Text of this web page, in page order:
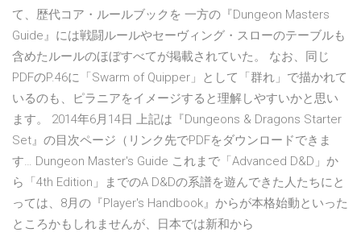
て、歴代コア・ルールブックを 一方の『Dungeon Masters
Guide』には戦闘ルールやセーヴィング・スローのテーブルも
含めたルールのほぼすべてが掲載されていた。 なお、同じ
PDFのP.46に「Swarm of Quipper」として「群れ」で描かれて
いるのも、ピラニアをイメージすると理解しやすいかと思い
ます。 2014年6月14日 上記は『Dungeons & Dragons Starter
Set』の目次ページ（リンク先でPDFをダウンロードできま
す… Dungeon Master's Guide これまで「Advanced D&D」か
ら「4th Edition」までのA D&Dの系譜を遊んできた人たちにと
っては、8月の『Player's Handbook』からが本格始動といった
ところかもしれませんが、日本では新和から